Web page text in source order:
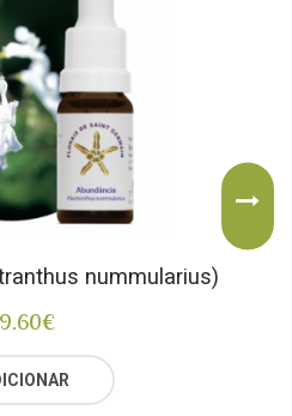
nummularius)
€